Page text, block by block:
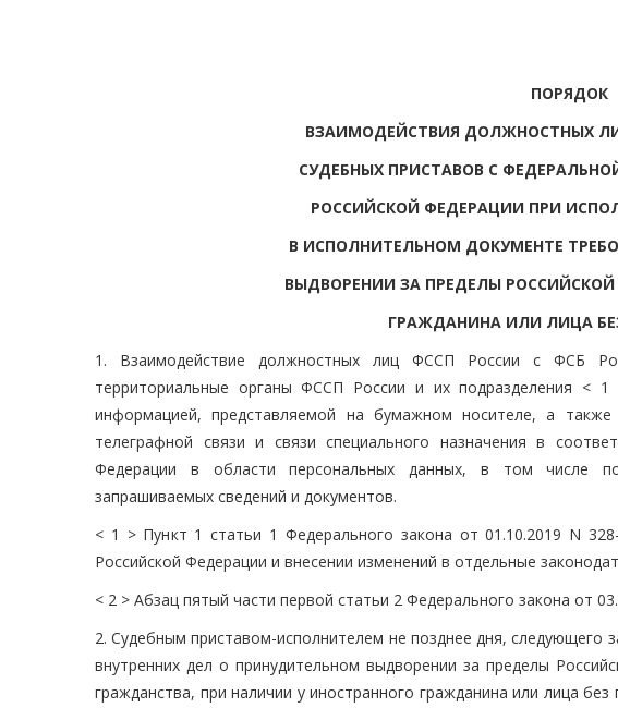
ПОРЯДОК
ВЗАИМОДЕЙСТВИЯ ДОЛЖНОСТНЫХ
СУДЕБНЫХ ПРИСТАВОВ С
РОССИЙСКОЙ ФЕДЕРАЦИИ ПРИ
В ИСПОЛНИТЕЛЬНОМ ДОКУМЕНТЕ
ВЫДВОРЕНИИ ЗА ПРЕДЕЛЫ
ГРАЖДАНИНА ИЛИ ЛИЦА
1. Взаимодействие должностных лиц ФССП России с ФСБ
территориальные органы ФССП России и их подразделения <
информацией, представляемой на бумажном носителе, а
телеграфной связи и связи специального назначения в
Федерации в области персональных данных, в том числе
запрашиваемых сведений и документов.
< 1 > Пункт 1 статьи 1 Федерального закона от 01.10.2019 N
Российской Федерации и внесении изменений в отдельные
< 2 > Абзац пятый части первой статьи 2 Федерального закона от
2. Судебным приставом-исполнителем не позднее дня, следующего
внутренних дел о принудительном выдворении за пределы
гражданства, при наличии у иностранного гражданина или лица